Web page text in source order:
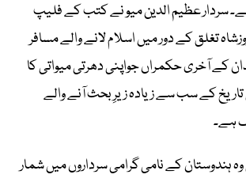
سردار عظیم الدین میو نے کتب کے فلیپ
تغلق کے دور میں اسلام لانے والے مسافر
کے آخری حکمراں جواپنی دھرتی میواتی کا
تاریخ کے سب سے زیادہ زیرِ بحث آنے والے
ہے۔
ہندوستان کے نامی گرامی سرداروں میں شمار